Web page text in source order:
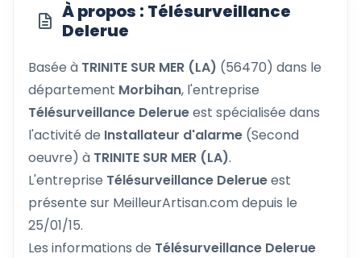
À propos : Télésurveillance
Delerue
Basée à TRINITE SUR MER (LA) (56470) dans le
département Morbihan, l'entreprise
Télésurveillance Delerueest spécialisée dans
l'activité de Installateur d'alarme (Second
oeuvre) à TRINITE SUR MER (LA).
L'entreprise Télésurveillance Delerueest
présente sur MeilleurArtisan.com depuis le
25/01/15.
Les informations de Télésurveillance Delerue